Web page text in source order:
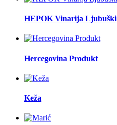
HEPOK Vinarija Ljubuški
Hercegovina Produkt
Keža